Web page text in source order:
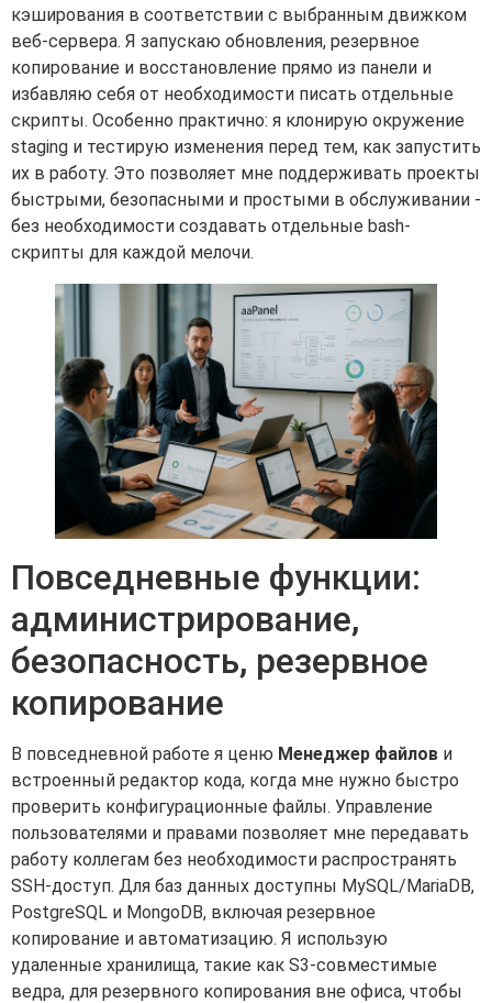
кэширования в соответствии с выбранным движком
веб-сервера. Я запускаю обновления, резервное
копирование и восстановление прямо из панели и
избавляю себя от необходимости писать отдельные
скрипты. Особенно практично: я клонирую окружение
staging и тестирую изменения перед тем, как запустить
их в работу. Это позволяет мне поддерживать проекты
быстрыми, безопасными и простыми в обслуживании -
без необходимости создавать отдельные bash-
скрипты для каждой мелочи.
Повседневные функции:
администрирование,
безопасность, резервное
копирование
В повседневной работе я ценю Менеджер файлов и
встроенный редактор кода, когда мне нужно быстро
проверить конфигурационные файлы. Управление
пользователями и правами позволяет мне передавать
работу коллегам без необходимости распространять
SSH-доступ. Для баз данных доступны MySQL/MariaDB,
PostgreSQL и MongoDB, включая резервное
копирование и автоматизацию. Я использую
удаленные хранилища, такие как S3-совместимые
ведра, для резервного копирования вне офиса, чтобы